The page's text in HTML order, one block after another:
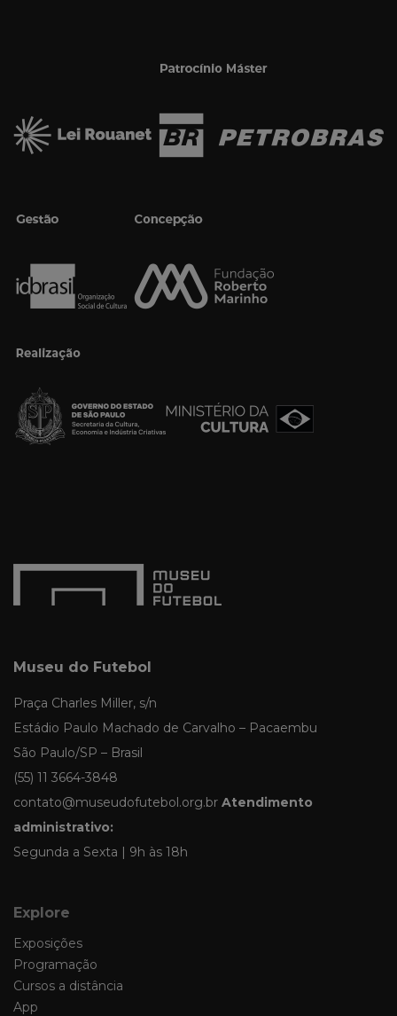
Museu do Futebol
Praça Charles Miller, s/n
Estádio Paulo Machado de Carvalho – Pacaembu
São Paulo/SP – Brasil
(55) 11 3664-3848
contato@museudofutebol.org.br Atendimento
administrativo:
Segunda a Sexta | 9h às 18h
Explore
Exposições
Programação
Cursos a distância
App